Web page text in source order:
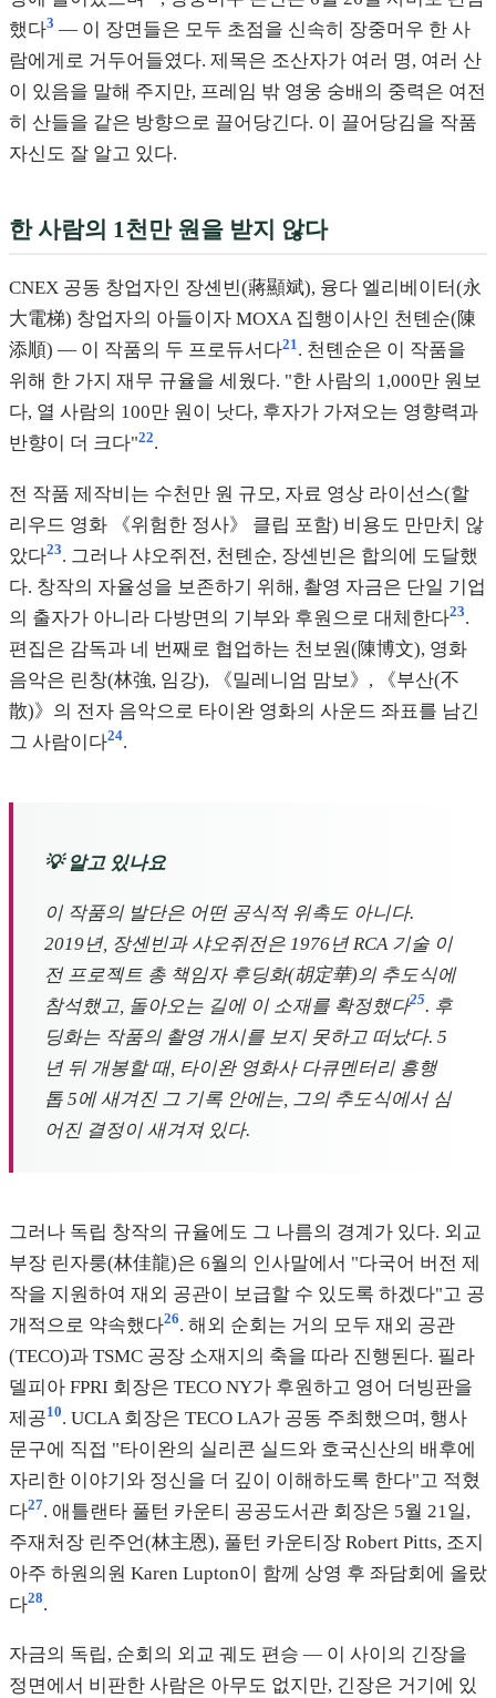
했다3 — 이 장면들은 모두 초점을 신속히 장중머우 한 사
람에게로 거두어들였다. 제목은 조산자가 여러 명, 여러 산
이 있음을 말해 주지만, 프레임 밖 영웅 숭배의 중력은 여전
히 산들을 같은 방향으로 끌어당긴다. 이 끌어당김을 작품
자신도 잘 알고 있다.
한 사람의 1천만 원을 받지 않다
CNEX 공동 창업자인 장셴빈(蔣顯斌), 융다 엘리베이터(永
大電梯) 창업자의 아들이자 MOXA 집행이사인 천톈순(陳
添順) — 이 작품의 두 프로듀서다21 . 천톈순은 이 작품을
위해 한 가지 재무 규율을 세웠다. "한 사람의 1,000만 원보
다, 열 사람의 100만 원이 낫다, 후자가 가져오는 영향력과
반향이 더 크다"22.
전 작품 제작비는 수천만 원 규모, 자료 영상 라이선스(할
리우드 영화 《위험한 정사》 클립 포함) 비용도 만만치 않
았다23. 그러나 샤오쥐전, 천톈순, 장셴빈은 합의에 도달했
다. 창작의 자율성을 보존하기 위해, 촬영 자금은 단일 기업
의 출자가 아니라 다방면의 기부와 후원으로 대체한다23.
편집은 감독과 네 번째로 협업하는 천보원(陳博文), 영화
음악은 린창(林強, 임강), 《밀레니엄 맘보》, 《부산(不
散)》의 전자 음악으로 타이완 영화의 사운드 좌표를 남긴
그 사람이다24.
💡 알고 있나요
이 작품의 발단은 어떤 공식적 위촉도 아니다.
2019년, 장셴빈과 샤오쥐전은 1976년 RCA 기술 이
전 프로젝트 총 책임자 후딩화(胡定華)의 추도식에
참석했고, 돌아오는 길에 이 소재를 확정했다25. 후
딩화는 작품의 촬영 개시를 보지 못하고 떠났다. 5
년 뒤 개봉할 때, 타이완 영화사 다큐멘터리 흥행
톱 5에 새겨진 그 기록 안에는, 그의 추도식에서 심
어진 결정이 새겨져 있다.
그러나 독립 창작의 규율에도 그 나름의 경계가 있다. 외교
부장 린자룽(林佳龍)은 6월의 인사말에서 "다국어 버전 제
작을 지원하여 재외 공관이 보급할 수 있도록 하겠다"고 공
개적으로 약속했다26. 해외 순회는 거의 모두 재외 공관
(TECO)과 TSMC 공장 소재지의 축을 따라 진행된다. 필라
델피아 FPRI 회장은 TECO NY가 후원하고 영어 더빙판을
제공10. UCLA 회장은 TECO LA가 공동 주최했으며, 행사
문구에 직접 "타이완의 실리콘 실드와 호국신산의 배후에
자리한 이야기와 정신을 더 깊이 이해하도록 한다"고 적혔
다27. 애틀랜타 풀턴 카운티 공공도서관 회장은 5월 21일,
주재처장 린주언(林主恩), 풀턴 카운티장 Robert Pitts, 조지
아주 하원의원 Karen Lupton이 함께 상영 후 좌담회에 올랐
다28.
자금의 독립, 순회의 외교 궤도 편승 — 이 사이의 긴장을
정면에서 비판한 사람은 아무도 없지만, 긴장은 거기에 있